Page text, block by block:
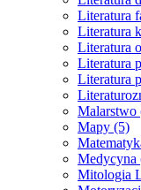
Literatura
Literatura
Literatura
Literatura
Literatura
Malarstwo
Mapy (5)
Medycyna
Mitologia